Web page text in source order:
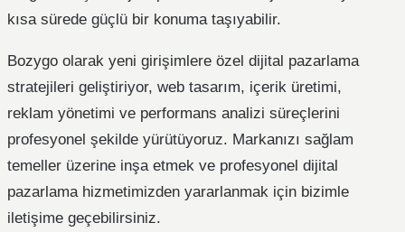
kısa sürede güçlü bir konuma taşıyabilir.
Bozygo olarak yeni girişimlere özel dijital pazarlama
stratejileri geliştiriyor, web tasarım, içerik üretimi,
reklam yönetimi ve performans analizi süreçlerini
profesyonel şekilde yürütüyoruz. Markanızı sağlam
temeller üzerine inşa etmek ve profesyonel dijital
pazarlama hizmetimizden yararlanmak için bizimle
iletişime geçebilirsiniz.